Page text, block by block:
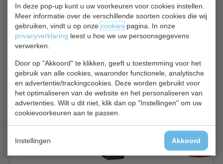
In deze pop-up kunt u uw voorkeuren voor cookies instellen.
Meer informatie over de verschillende soorten cookies die wij
gebruiken, vindt u op onzecookiespagina. In onze
privacyverklaring leest u hoe we uw persoonsgegevens
verwerken.
Door op "Akkoord" te klikken, geeft u toestemming voor het
gebruik van alle cookies, waaronder functionele, analytische
en advertentie/trackingcookies. Deze worden gebruikt voor
het optimaliseren van de website en het personaliseren van
advertenties. Wilt u dit niet, klik dan op "Instellingen" om uw
cookievoorkeuren aan te passen.
Instellingen Akkoord
Schoonmaakwagen | Zware constructie | Stijlvol ontwerp |
B36 x D42 x H64 cm
€ 445,00
Huishoudwagen bekijken
Rubbermaid Schoonmaakwagen CE891